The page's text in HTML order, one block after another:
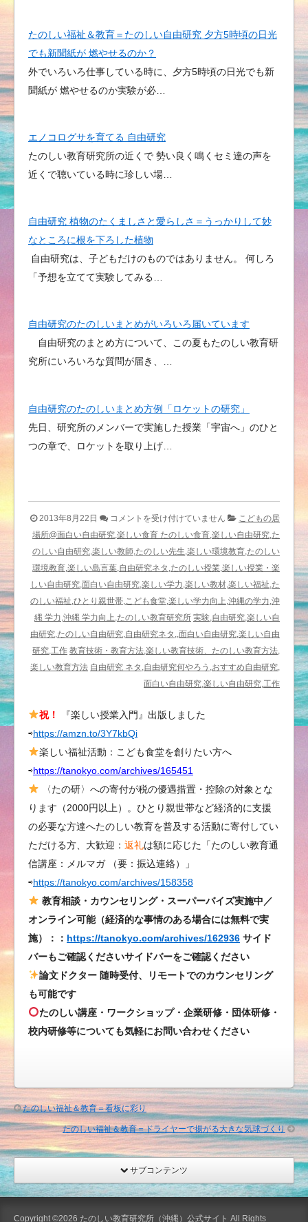
たのしい福祉＆教育＝たのしい自由研究 夕方5時頃の日光
でも新聞紙が 燃やせるのか？
外でいろいろ仕事している時に、夕方5時頃の日光でも新
聞紙が 燃やせるのか実験が必…
エノコログサを育てる 自由研究
たのしい教育研究所の近くで 勢い良く鳴くセミ達の声を
近くで聴いている時に珍しい場…
自由研究 植物のたくましさと愛らしさ＝うっかりして妙
なところに根を下ろした植物
自由研究は、子どもだけのものではありません。 何しろ
「予想を立てて実験してみる…
自由研究のたのしいまとめがいろいろ届いています
自由研究のまとめ方について、この夏もたのしい教育研
究所にいろいろな質問が届き、…
自由研究のたのしいまとめ方例「ロケットの研究」
先日、研究所のメンバーで実施した授業「宇宙へ」のひと
つの章で、ロケットを取り上げ…
2013年8月22日
た
の
し
い
福
祉
＆
教
育
＝
ア
ル
ミ
を
浮
か
べ
て、
そ
の
10
円
は
浮
コメントを受け付けていません
こどもの居
場所@面白い自由研究,楽しい食育 たのしい食育,楽しい自由研究,た
のしい自由研究,楽しい教師,たのしい先生,楽しい環境教育,たのしい
環境教育,楽しい島言葉,自由研究ネタ,たのしい授業,楽しい授業・楽
しい自由研究,面白い自由研究,楽しい学力,楽しい教材,楽しい福祉,た
のしい福祉,ひとり親世帯,こども食堂,楽しい学力向上,沖縄の学力,沖
縄 学力,沖縄 学力向上,たのしい教育研究所 実験,自由研究,楽しい自
由研究,たのしい自由研究,自由研究ネタ,,面白い自由研究,楽しい自由
研究,工作 教育技術・教育方法,楽しい教育技術、たのしい教育方法,
楽しい教育方法 自由研究 ネタ,自由研究何やろう,おすすめ自由研究,
面白い自由研究,楽しい自由研究,工作
祝！
『楽しい授業入門』出版しました
⇨https://amzn.to/3Y7kbQi
楽しい福祉活動：こども食堂を創りたい方へ
⇨https://tanokyo.com/archives/165451
〈たの研〉への寄付が税の優遇措置・控除の対象とな
ります（2000円以上）。ひとり親世帯など経済的に支援
の必要な方達へたのしい教育を普及する活動に寄付してい
ただける方、大歓迎： 返礼は額に応じた「たのしい教育通
信講座：メルマガ （要：振込連絡）」
⇨https://tanokyo.com/archives/158358
教育相談・カウンセリング・スーパーバイズ実施中／
オンライン可能（経済的な事情のある場合には無料で実
施）：： https://tanokyo.com/archives/162936 サイド
バーもご確認くださいサイドバーをご確認ください
論文ドクター 随時受付、リモートでのカウンセリング
も可能です
たのしい講座・ワークショップ・企業研修・団体研修・
校内研修等についても気軽にお問い合わせください
たのしい福祉＆教育＝看板に彩り
たのしい福祉＆教育＝ドライヤーで揚がる大きな気球づくり
サブコンテンツ
Copyright ©2026 たのしい教育研究所（沖縄）公式サイト All Rights